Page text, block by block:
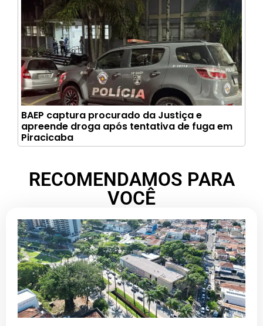
BAEP captura procurado da Justiça e
apreende droga após tentativa de fuga em
Piracicaba
RECOMENDAMOS PARA
VOCÊ